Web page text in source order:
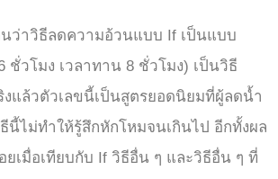
ว่าวิธีลดความอ้วนแบบ If เป็นแบบ
ชั่วโมง เวลาทาน 8 ชั่วโมง) เป็นวิธี
งแล้วตัวเลขนี้เป็นสูตรยอดนิยมที่ผู้ลดน้ำ
นี้ไม่ทำให้รู้สึกหักโหมจนเกินไป อีกทั้งผล
ยเมื่อเทียบกับ If วิธีอื่น ๆ และวิธีอื่น ๆ ที่